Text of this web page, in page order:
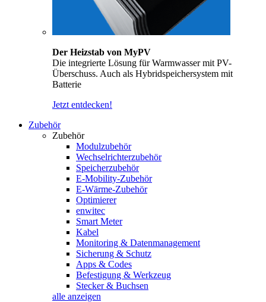
Der Heizstab von MyPV
Die integrierte Lösung für Warmwasser mit PV-
Überschuss. Auch als Hybridspeichersystem mit
Batterie
Jetzt entdecken!
Zubehör
Zubehör
Modulzubehör
Wechselrichterzubehör
Speicherzubehör
E-Mobility-Zubehör
E-Wärme-Zubehör
Optimierer
enwitec
Smart Meter
Kabel
Monitoring & Datenmanagement
Sicherung & Schutz
Apps & Codes
Befestigung & Werkzeug
Stecker & Buchsen
alle anzeigen